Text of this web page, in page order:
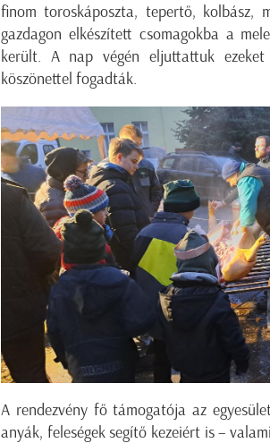
finom toroskáposzta, tepertő, kolbász,
gazdagon elkészített csomagokba a
került. A nap végén eljuttattuk
köszönettel fogadták.
A rendezvény fő támogatója az
anyák, feleségek segítő kezeiért is –